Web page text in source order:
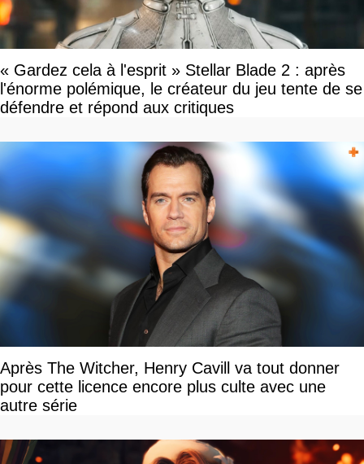
« Gardez cela à l'esprit » Stellar Blade 2 : après
l'énorme polémique, le créateur du jeu tente de se
défendre et répond aux critiques
Après The Witcher, Henry Cavill va tout donner
pour cette licence encore plus culte avec une
autre série